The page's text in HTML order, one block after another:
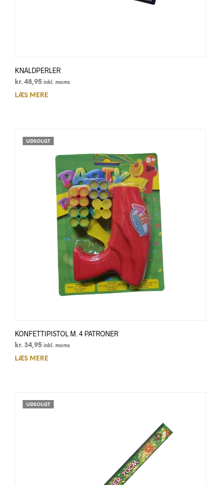
KNALDPERLER
kr. 48,95 inkl. moms
LÆS MERE
UDSOLGT
KONFETTIPISTOL M. 4 PATRONER
kr. 34,95 inkl. moms
LÆS MERE
UDSOLGT